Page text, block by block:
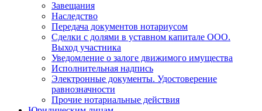
Завещания
Наследство
Передача документов нотариусом
Сделки с долями в уставном капитале ООО.
Выход участника
Уведомление о залоге движимого имущества
Исполнительная надпись
Электронные документы. Удостоверение
равнозначности
Прочие нотариальные действия